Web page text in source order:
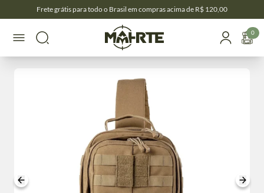
Frete grátis para todo o Brasil em compras acima de R$ 120,00
0